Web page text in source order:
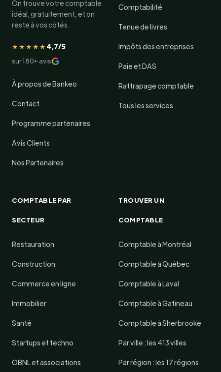
On trouve votre comptable
idéal, gratuitement, et on
reste à vos côtés.
★★★★★4,7/5
sur 180+ avis
À propos de Bankeo
Contact
Programme partenaires
Avis Clients
Nos Partenaires
Comptabilité
Tenue de livres
Impôts des entreprises
Paie et DAS
Rattrapage comptable
Tous les services
COMPTABLE PAR
SECTEUR
Restauration
Construction
Commerce en ligne
Immobilier
Santé
Startups et techno
OBNL et associations
TROUVER UN
COMPTABLE
Comptable à Montréal
Comptable à Québec
Comptable à Laval
Comptable à Gatineau
Comptable à Sherbrooke
Par ville : les 413 villes
Par région : les 17 régions